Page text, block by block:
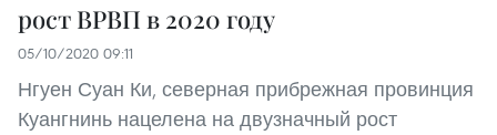
рост ВРВП в 2020 году
05/10/2020 09:11
Нгуен Суан Ки, северная прибрежная провинция
Куангнинь нацелена на двузначный рост